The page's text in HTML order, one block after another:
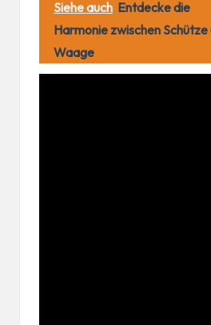
Siehe auch Entdecke die
Harmonie zwischen Schütze
Waage